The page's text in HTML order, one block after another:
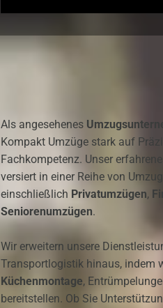
Als angesehenes
Kompakt Umzüge stark auf
Fachkompetenz. Unser
versiert in einer Reihe von
einschließlich Privatumzügen,
Seniorenumzügen.
Wir erweitern unsere
Transportlogistik hinaus, indem
Küchenmontage,
bereitstellen. Ob Sie